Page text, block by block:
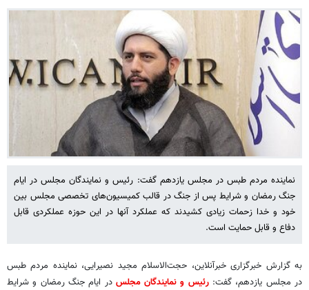
نماینده مردم طبس در مجلس یازدهم گفت: رئیس و نمایندگان مجلس در ایام
جنگ رمضان و شرایط پس از جنگ در قالب کمیسیون‌های تخصصی مجلس بین
خود و خدا زحمات زیادی کشیدند که عملکرد آنها در این حوزه عملکردی قابل
دفاع و قابل حمایت است.
به گزارش خبرگزاری خبرآنلاین، حجت‌الاسلام مجید نصیرایی، نماینده مردم طبس
در مجلس یازدهم، گفت:رئیس و نمایندگان مجلس در ایام جنگ رمضان و شرایط